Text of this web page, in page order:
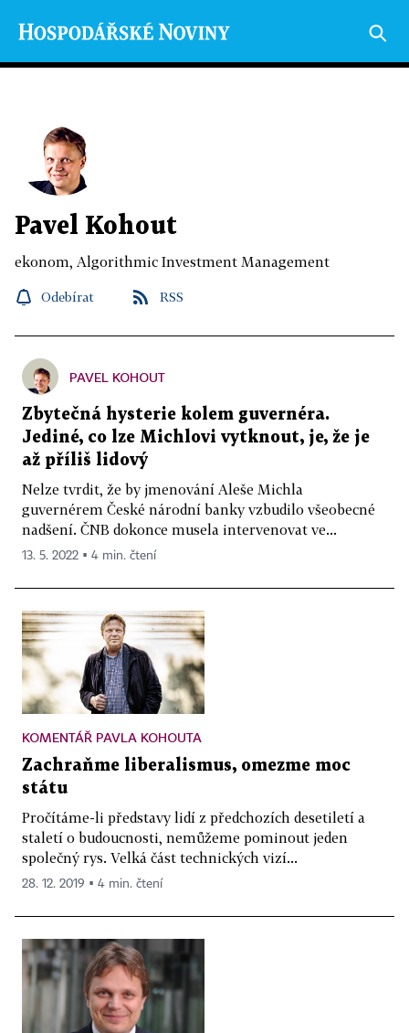
Pavel Kohout
ekonom, Algorithmic Investment Management
Odebírat RSS
PAVEL KOHOUT
Zbytečná hysterie kolem guvernéra.
Jediné, co lze Michlovi vytknout, je, že je
až příliš lidový
Nelze tvrdit, že by jmenování Aleše Michla
guvernérem České národní banky vzbudilo všeobecné
nadšení. ČNB dokonce musela intervenovat ve...
13. 5. 2022 ▪ 4 min. čtení
KOMENTÁŘ PAVLA KOHOUTA
Zachraňme liberalismus, omezme moc
státu
Pročítáme-li představy lidí z předchozích desetiletí a
staletí o budoucnosti, nemůžeme pominout jeden
společný rys. Velká část technických vizí...
28. 12. 2019 ▪ 4 min. čtení